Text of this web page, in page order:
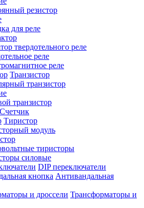
резистор
для реле
твердотельного реле
реле
реле
Транзистор
транзистор
транзистор
Счетчик
Тиристор
модуль
тиристоры
силовые
DIP переключатели
Антивандальная
Трансформаторы и